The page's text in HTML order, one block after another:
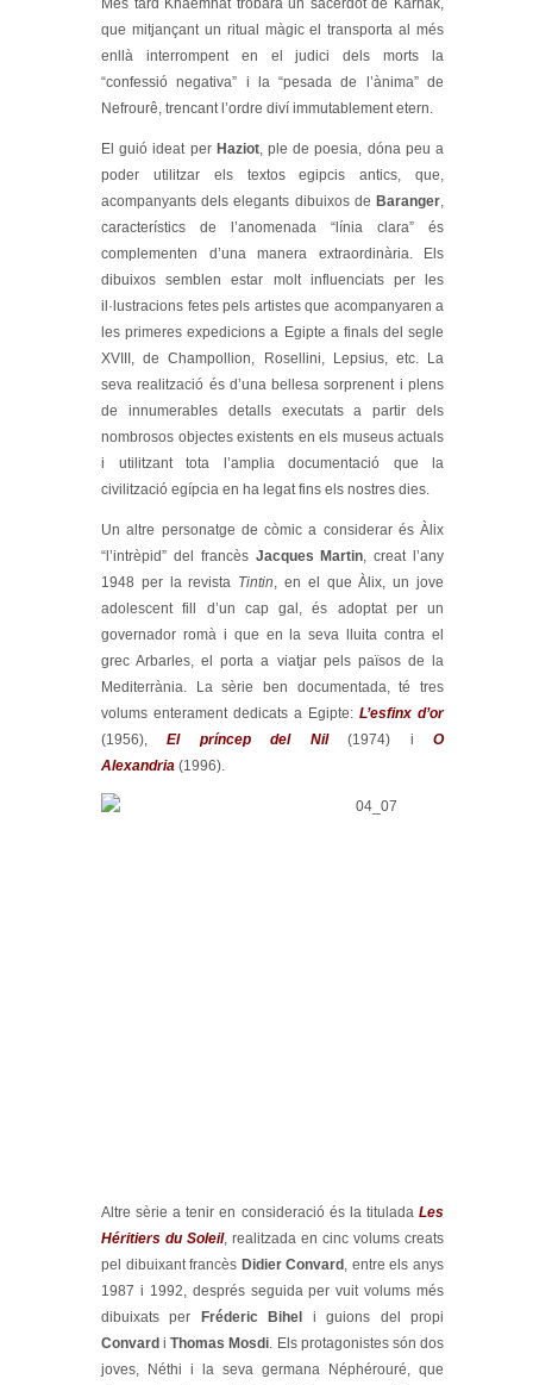
Més tard Khaëmhat trobarà un sacerdot de Karnak,
que mitjançant un ritual màgic el transporta al més
enllà interrompent en el judici dels morts la
“confessió negativa” i la “pesada de l’ànima” de
Nefrourê, trencant l’ordre diví immutablement etern.
El guió ideat per Haziot, ple de poesia, dóna peu a
poder utilitzar els textos egipcis antics, que,
acompanyants dels elegants dibuixos de Baranger,
característics de l’anomenada “línia clara” és
complementen d’una manera extraordinària. Els
dibuixos semblen estar molt influenciats per les
il·lustracions fetes pels artistes que acompanyaren a
les primeres expedicions a Egipte a finals del segle
XVIII, de Champollion, Rosellini, Lepsius, etc. La
seva realització és d’una bellesa sorprenent i plens
de innumerables detalls executats a partir dels
nombrosos objectes existents en els museus actuals
i utilitzant tota l’amplia documentació que la
civilització egípcia en ha legat fins els nostres dies.
Un altre personatge de còmic a considerar és Àlix
“l’intrèpid” del francès Jacques Martin, creat l’any
1948 per la revista Tintin, en el que Àlix, un jove
adolescent fill d’un cap gal, és adoptat per un
governador romà i que en la seva lluita contra el
grec Arbarles, el porta a viatjar pels països de la
Mediterrània. La sèrie ben documentada, té tres
volums enterament dedicats a Egipte: L’esfinx d’or
(1956),El príncep del Nil(1974) iO
Alexandria (1996).
Altre sèrie a tenir en consideració és la titulada Les
Héritiers du Soleil, realitzada en cinc volums creats
pel dibuixant francès Didier Convard , entre els anys
1987 i 1992, després seguida per vuit volums més
dibuixats per
Fréderic Bihel
i guions del propi
Convard iThomas Mosdi. Els protagonistes són dos
joves, Néthi i la seva germana Néphérouré, que